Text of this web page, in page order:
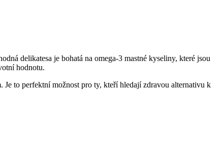
delikatesa je bohatá na omega-3 mastné kyseliny, které jsou
hodnotu.
Je to perfektní možnost pro ty, kteří hledají zdravou alternativu k